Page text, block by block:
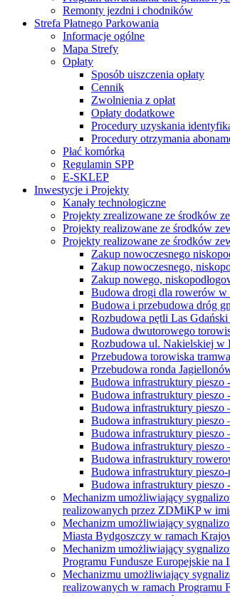
Remonty jezdni i chodników
Strefa Płatnego Parkowania
Informacje ogólne
Mapa Strefy
Opłaty
Sposób uiszczenia opłaty
Cennik
Zwolnienia z opłat
Opłaty dodatkowe
Procedury uzyskania
Procedury otrzymania
Płać komórką
Regulamin SPP
E-SKLEP
Inwestycje i Projekty
Kanały technologiczne
Projekty zrealizowane ze środków
Projekty realizowane ze środków
Projekty realizowane ze środków
Zakup nowoczesnego
Zakup nowoczesnego,
Zakup nowego,
Budowa drogi dla rowerów
Budowa i przebudowa dróg
Rozbudowa pętli Las
Budowa dwutorowego
Rozbudowa ul. Nakielskiej w
Przebudowa torowiska
Przebudowa ronda
Budowa infrastruktury pieszo
Budowa infrastruktury
Budowa infrastruktury
Budowa infrastruktury pieszo
Budowa infrastruktury pieszo
Budowa infrastruktury pieszo
Budowa infrastruktury
Budowa infrastruktury
Budowa infrastruktury pieszo
Mechanizm umożliwiający
realizowanych przez ZDMiKP w
Mechanizm umożliwiający
Miasta Bydgoszczy w ramach
Mechanizm umożliwiający
Programu Fundusze Europejskie
Mechanizmu umożliwiający
realizowanych w ramach Programu